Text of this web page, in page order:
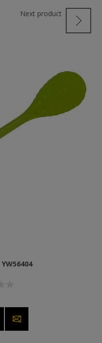
Next product
YW56404